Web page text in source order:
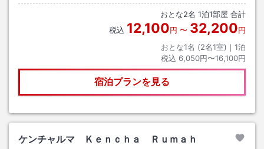
空港、または港までのお送りは行っております（要予約）
おとな2名 1泊1部屋 合計
税込 12,100円 〜 32,200円
おとな1名 (2名1室)｜ 1泊
税込 6,050円〜16,100円
宿泊プランを見る
ケンチャルマ Ｋｅｎｃｈａ Ｒｕｍａｈ